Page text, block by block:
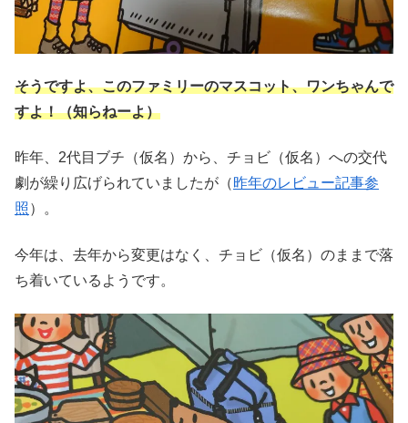
そうですよ、このファミリーのマスコット、ワンちゃんで
すよ！（知らねーよ）
昨年、2代目ブチ（仮名）から、チョビ（仮名）への交代
劇が繰り広げられていましたが（昨年のレビュー記事参
照）。
今年は、去年から変更はなく、チョビ（仮名）のままで落
ち着いているようです。